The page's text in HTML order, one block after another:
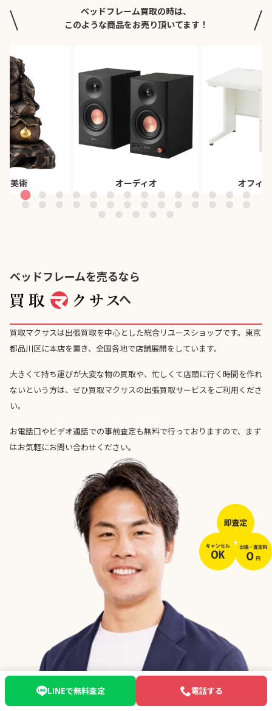
ベッドフレーム買取の時は、
このような商品をお売り頂いてます！
/美術 オーディオ オフィ
ベッドフレームを売るなら
へ
買取マクサスは出張買取を中心とした総合リユースショップです。東京
都品川区に本店を置き、全国各地で店舗展開をしています。
大きくて持ち運びが大変な物の買取や、忙しくて店頭に行く時間を作れ
ないという方は、ぜひ買取マクサスの出張買取サービスをご利用くださ
い。
お電話口やビデオ通話での事前査定も無料で行っておりますので、まず
はお気軽にお問い合わせください。
050-5526-1400
受付:10:00〜20:00 年中無休
電話する
LINEで無料査定